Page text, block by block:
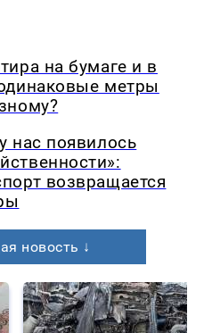
на бумаге и в
метры
нас появилось
возвращается
новость ↓